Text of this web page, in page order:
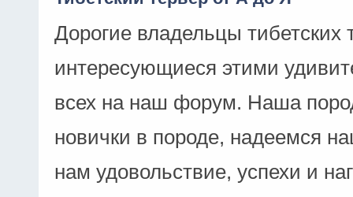
Дорогие владельцы
интересующиеся этими
всех на наш форум. Наша
новички в породе, надеемся
нам удовольствие, успехи и